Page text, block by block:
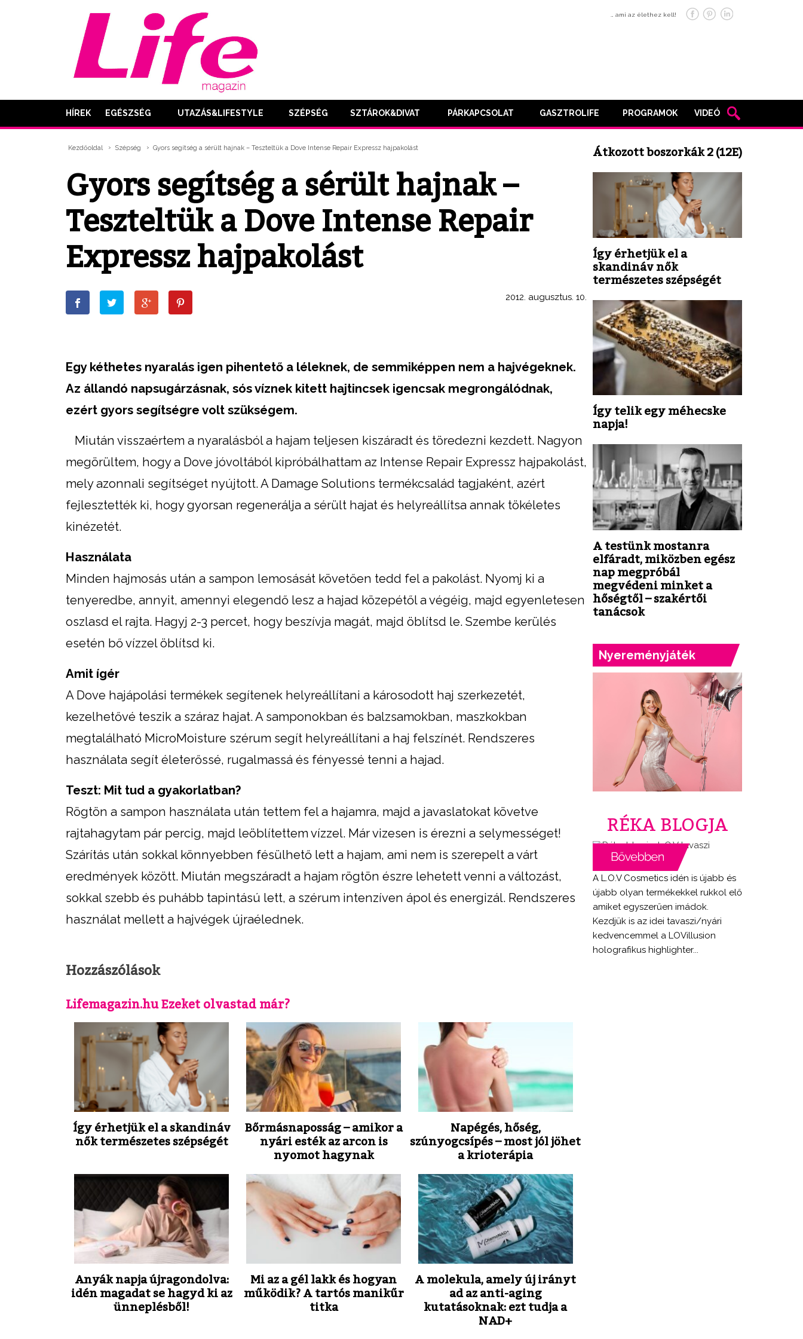
… ami az élethez kell!
HÍREK EGÉSZSÉG UTAZÁS&LIFESTYLE SZÉPSÉG SZTÁROK&DIVAT PÁRKAPCSOLAT GASZTROLIFE PROGRAMOK VIDEÓ
Kezdőoldal Szépség Gyors segítség a sérült hajnak – Teszteltük a Dove Intense Repair Expressz hajpakolást
Gyors segítség a sérült hajnak –
Teszteltük a Dove Intense Repair
Expressz hajpakolást
2012. augusztus. 10.
Egy kéthetes nyaralás igen pihentető a léleknek, de semmiképpen nem a hajvégeknek.
Az állandó napsugárzásnak, sós víznek kitett hajtincsek igencsak megrongálódnak,
ezért gyors segítségre volt szükségem.
Miután visszaértem a nyaralásból a hajam teljesen kiszáradt és töredezni kezdett. Nagyon
megörültem, hogy a Dove jóvoltából kipróbálhattam az Intense Repair Expressz hajpakolást,
mely azonnali segítséget nyújtott. A Damage Solutions termékcsalád tagjaként, azért
fejlesztették ki, hogy gyorsan regenerálja a sérült hajat és helyreállítsa annak tökéletes
kinézetét.
Használata
Minden hajmosás után a sampon lemosását követően tedd fel a pakolást. Nyomj ki a
tenyeredbe, annyit, amennyi elegendő lesz a hajad közepétől a végéig, majd egyenletesen
oszlasd el rajta. Hagyj 2-3 percet, hogy beszívja magát, majd öblítsd le. Szembe kerülés
esetén bő vízzel öblítsd ki.
Amit ígér
A Dove hajápolási termékek segítenek helyreállítani a károsodott haj szerkezetét,
kezelhetővé teszik a száraz hajat. A samponokban és balzsamokban, maszkokban
megtalálható MicroMoisture szérum segít helyreállítani a haj felszínét. Rendszeres
használata segít életerőssé, rugalmassá és fényessé tenni a hajad.
Teszt: Mit tud a gyakorlatban?
Rögtön a sampon használata után tettem fel a hajamra, majd a javaslatokat követve
rajtahagytam pár percig, majd leöblítettem vízzel. Már vizesen is érezni a selymességet!
Szárítás után sokkal könnyebben fésülhető lett a hajam, ami nem is szerepelt a várt
eredmények között. Miután megszáradt a hajam rögtön észre lehetett venni a változást,
sokkal szebb és puhább tapintású lett, a szérum intenzíven ápol és energizál. Rendszeres
használat mellett a hajvégek újraélednek.
Hozzászólások
Lifemagazin.hu Ezeket olvastad már?
Így érhetjük el a skandináv
nők természetes szépségét
Bőrmásnaposság – amikor a
nyári esték az arcon is
nyomot hagynak
Napégés, hőség,
szúnyogcsípés – most jól jöhet
a krioterápia
Anyák napja újragondolva:
idén magadat se hagyd ki az
ünneplésből!
Mi az a gél lakk és hogyan
működik? A tartós manikűr
titka
A molekula, amely új irányt
ad az anti-aging
kutatásoknak: ezt tudja a
NAD+
Átkozott boszorkák 2 (12E)
Így érhetjük el a
skandináv nők
természetes szépségét
Így telik egy méhecske
napja!
A testünk mostanra
elfáradt, miközben egész
nap megpróbál
megvédeni minket a
hőségtől – szakértői
tanácsok
Nyereményjáték
RÉKA BLOGJA
A L.O.V Cosmetics idén is újabb és
újabb olyan termékekkel rukkol elő
amiket egyszerűen imádok.
Kezdjük is az idei tavaszi/nyári
kedvencemmel a LOVillusion
holografikus highlighter...